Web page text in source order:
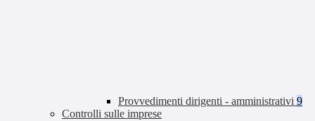
Provvedimenti dirigenti - amministrativi 9
Controlli sulle imprese